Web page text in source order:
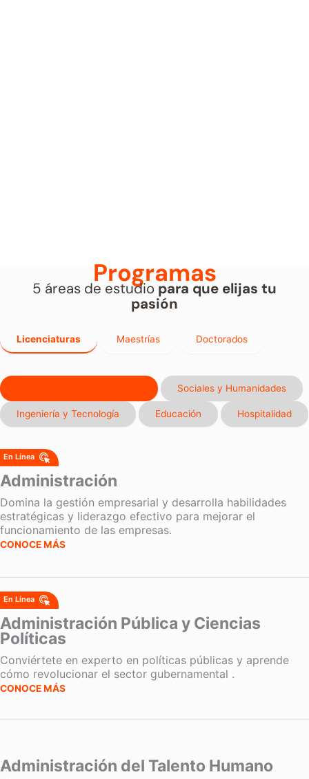
Programas
5 áreas de estudio para que elijas tu
pasión
Licenciaturas Maestrías Doctorados
Sociales y Humanidades
Ingeniería y Tecnología Educación Hospitalidad
Administración
Domina la gestión empresarial y desarrolla habilidades
estratégicas y liderazgo efectivo para mejorar el
funcionamiento de las empresas.
CONOCE MÁS
Administración Pública y Ciencias
Políticas
Conviértete en experto en políticas públicas y aprende
cómo revolucionar el sector gubernamental .
CONOCE MÁS
Administración del Talento Humano